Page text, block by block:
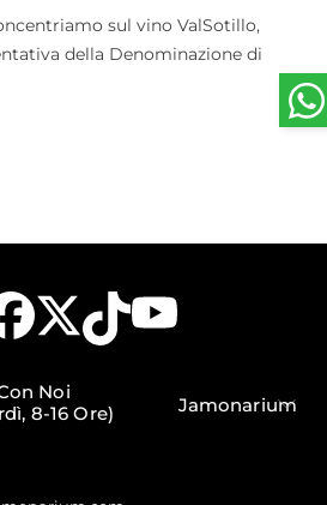
sul vino ValSotillo,
della Denominazione di
Noi
8-16 Ore)
Jamonarium